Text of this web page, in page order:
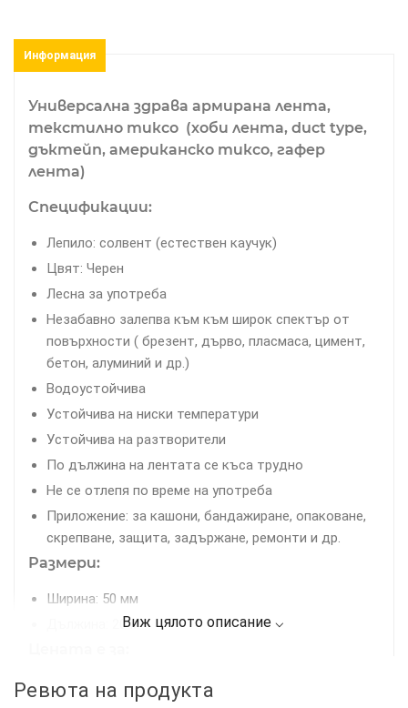
Информация
Универсална здрава армирана лента,
текстилно тиксо (хоби лента, duct type,
дъктейп, американско тиксо, гафер
лента)
Спецификации:
Лепило: солвент (eстествен каучук)
Цвят: Черен
Лесна за употреба
Незабавно залепва към към широк спектър от
повърхности ( брезент, дърво, пласмаса, цимент,
бетон, алуминий и др.)
Водоустойчива
Устойчива на ниски температури
Устойчива на разтворители
По дължина на лентата се къса трудно
Не се отлепя по време на употреба
Приложение: за кашони, бандажиране, опаковане,
скрепване, защита, задържане, ремонти и др.
Размери:
Ширина: 50 мм
Дължина: 20 м
20М Черно Американско Тиксо
Ревюта на продукта